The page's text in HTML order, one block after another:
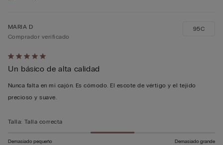
Calificación
de
5
sobre
MARIA D
Comprador verificado
Un básico de alta calidad
Nunca falta en mi cajón. Es cómodo. El escote de vértigo y el tejido
precioso y suave.
95C
Talla: Talla correcta
Demasiado pequeño Demasiado grande